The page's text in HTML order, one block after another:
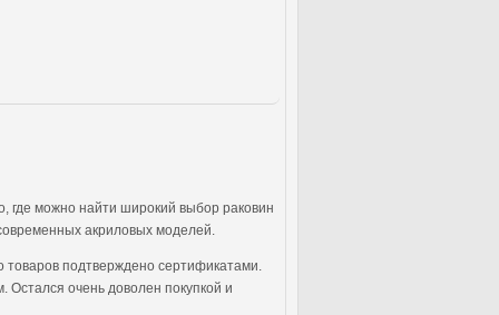
где можно найти широкий выбор раковин
акриловых моделей.
товаров подтверждено сертификатами.
очень доволен покупкой и